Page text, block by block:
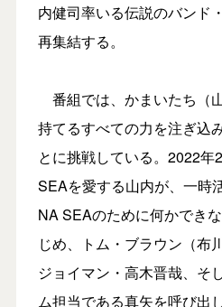
内健司率いる伝説のバンド
再集結する。
番組では、かまいたち（
持てるすべての力を注ぎ込
とに挑戦している。2022
SEAを愛する山内が、一時
NA SEAのために何かでき
じめ、トム・ブラウン（布
ジョイマン・高木晋哉、そ
ム担当である真矢を呼び出